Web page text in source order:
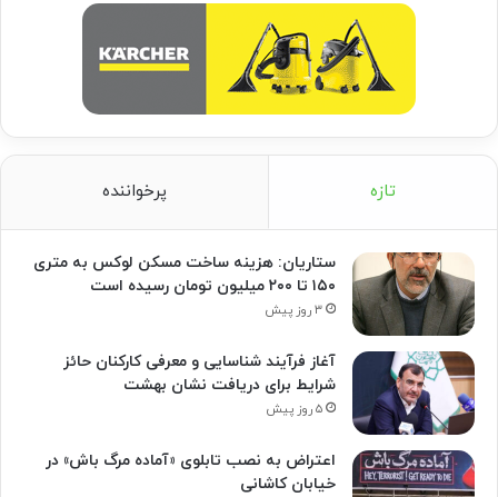
تازه پرخواننده
ستاریان: هزینه ساخت مسکن لوکس به متری
۱۵۰ تا ۲۰۰ میلیون تومان رسیده است
۳ روز پیش
آغاز فرآیند شناسایی و معرفی کارکنان حائز
شرایط برای دریافت نشان بهشت
۵ روز پیش
اعتراض به نصب تابلوی «آماده مرگ باش» در
خیابان کاشانی